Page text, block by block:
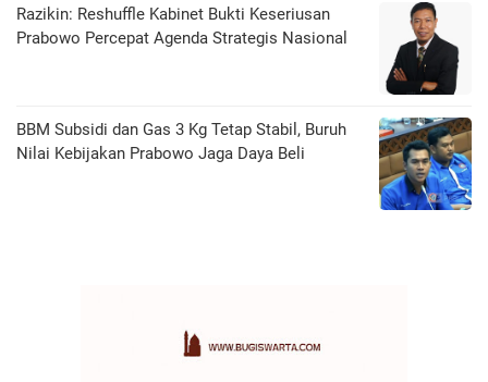
Razikin: Reshuffle Kabinet Bukti Keseriusan
Prabowo Percepat Agenda Strategis Nasional
BBM Subsidi dan Gas 3 Kg Tetap Stabil, Buruh
Nilai Kebijakan Prabowo Jaga Daya Beli